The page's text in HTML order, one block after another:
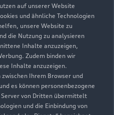
auf unserer Website
und ähnliche Technologien
unsere Website zu
die Nutzung zu analysieren
Inhalte anzuzeigen,
Zudem binden wir
Inhalte anzuzeigen.
Ihrem Browser und
es können personenbezogene
Server von Dritten übermittelt
und die Einbindung von
GmbH